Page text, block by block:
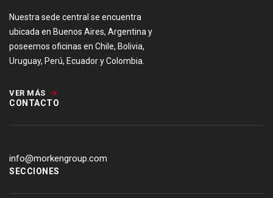
Nuestra sede central se encuentra
ubicada en Buenos Aires, Argentina y
poseemos oficinas en Chile, Bolivia,
Uruguay, Perú, Ecuador y Colombia.
VER MÁS
CONTACTO
info@morkengroup.com
SECCIONES